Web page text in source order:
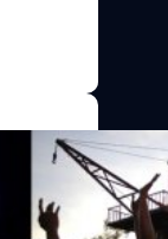
ไทย
น